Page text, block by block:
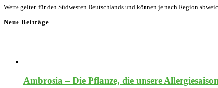
Werte gelten für den Südwesten Deutschlands und können je nach Region
Neue Beiträge
Ambrosia – Die Pflanze, die unsere